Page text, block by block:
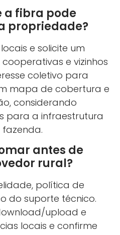
a fibra pode
propriedade?
e solicite um
e vizinhos
coletivo para
mapa de cobertura e
considerando
para a infraestrutura
antes de
rural?
política de
do suporte técnico.
upload e
locais e confirme